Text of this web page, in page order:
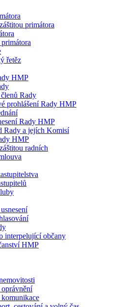
primátora
řetěz
HMP
Rady
prohlášení Rady HMP
Rady HMP
Rady a jejích Komisí
HMP
radních
interpelující občany
HMP